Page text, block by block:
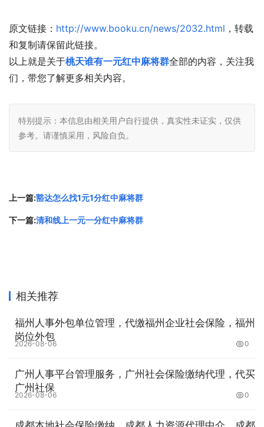
原文链接： http://www.booku.cn/news/2032.html ，转载
和复制请保留此链接。
以上就是关于桃天谁有一元红中麻将群全部的内容，关注我
们，带您了解更多相关内容。
特别提示：本信息由相关用户自行提供，真实性未证实，仅供
参考。请谨慎采用，风险自负。
上一篇:豁达怎么找1元1分红中麻将群
下一篇:清和线上一元一分红中麻将群
相关推荐
福州人事外包单位管理，代缴福州企业社会保险，福州
岗位外包
2026-08-06 0
广州人事平台管理服务，广州社会保险缴纳代理，代买
广州社保
2026-08-06 0